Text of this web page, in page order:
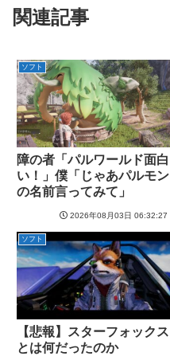
関連記事
ソフト
障の者「パルワールド面白
い！」僕「じゃあパルモン
の名前言ってみて」
2026年08月03日 06:32:27
ソフト
【悲報】スターフォックス
とは何だったのか